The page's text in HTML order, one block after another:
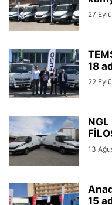
27
18
22
NGL
13
15